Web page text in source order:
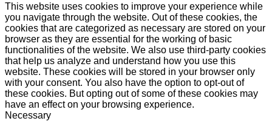
This website uses cookies to improve your experience while
you navigate through the website. Out of these cookies, the
cookies that are categorized as necessary are stored on your
browser as they are essential for the working of basic
functionalities of the website. We also use third-party cookies
that help us analyze and understand how you use this
website. These cookies will be stored in your browser only
with your consent. You also have the option to opt-out of
these cookies. But opting out of some of these cookies may
have an effect on your browsing experience.
Necessary